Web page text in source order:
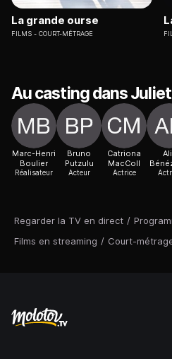
Regarder la TV en direct /
Films en streaming / Court-
La grande ourse
FILMS COURT-MÉTRAGE
Au casting dans Juliet
Marc-Henri
Boulier
Réalisateur
Bruno
Putzulu
Acteur
Catriona
MacColl
Actrice